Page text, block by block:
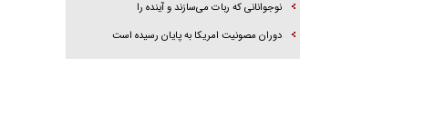
نوجوانانی که ربات می‌سازند و آینده را
دوران مصونیت امریکا به پایان رسیده است